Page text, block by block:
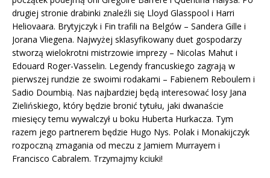
drugiej stronie drabinki znaleźli się Lloyd Glasspool i Harri
Heliovaara. Brytyjczyk i Fin trafili na Belgów – Sandera Gille i
Jorana Vliegena. Najwyżej sklasyfikowany duet gospodarzy
stworzą wielokrotni mistrzowie imprezy – Nicolas Mahut i
Edouard Roger-Vasselin. Legendy francuskiego zagrają w
pierwszej rundzie ze swoimi rodakami – Fabienem Reboulem i
Sadio Doumbią. Nas najbardziej będą interesować losy Jana
Zielińskiego, który będzie bronić tytułu, jaki dwanaście
miesięcy temu wywalczył u boku Huberta Hurkacza. Tym
razem jego partnerem będzie Hugo Nys. Polak i Monakijczyk
rozpoczną zmagania od meczu z Jamiem Murrayem i
Francisco Cabralem. Trzymajmy kciuki!